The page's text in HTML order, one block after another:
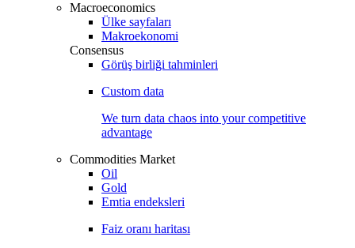
Macroeconomics
Ülke sayfaları
Makroekonomi
Consensus
Görüş birliği tahminleri
Custom data
We turn data chaos into your competitive
advantage
Commodities Market
Oil
Gold
Emtia endeksleri
Faiz oranı haritası